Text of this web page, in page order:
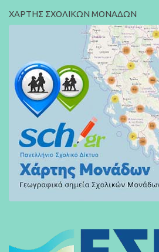
ΧΑΡΤΗΣ ΣΧΟΛΙΚΩΝ ΜΟΝΑΔΩΝ